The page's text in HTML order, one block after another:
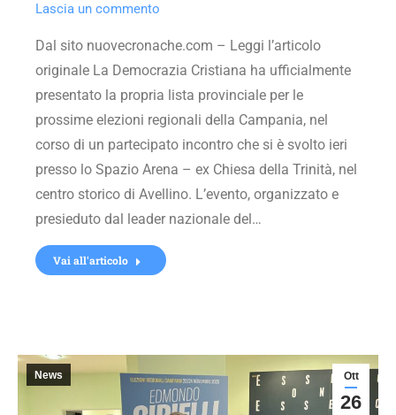
Lascia un commento
Dal sito nuovecronache.com – Leggi l’articolo
originale La Democrazia Cristiana ha ufficialmente
presentato la propria lista provinciale per le
prossime elezioni regionali della Campania, nel
corso di un partecipato incontro che si è svolto ieri
presso lo Spazio Arena – ex Chiesa della Trinità, nel
centro storico di Avellino. L’evento, organizzato e
presieduto dal leader nazionale del…
Vai all'articolo
Ott
26
News